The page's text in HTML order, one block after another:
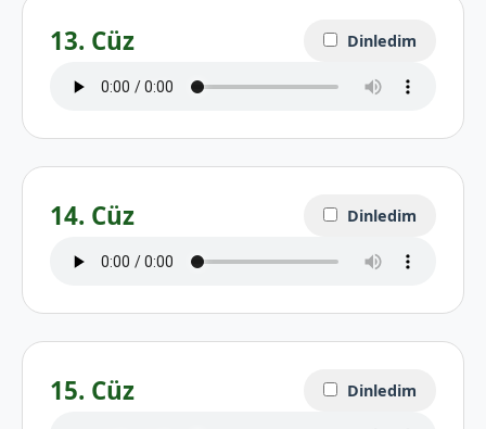
13. Cüz Dinledim
14. Cüz Dinledim
15. Cüz Dinledim